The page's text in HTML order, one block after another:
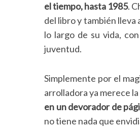
el tiempo, hasta 1985.
del libro y también lleva
lo largo de su vida,
juventud.
Simplemente por el
arrolladora ya merece
en un devorador de
no tiene nada que